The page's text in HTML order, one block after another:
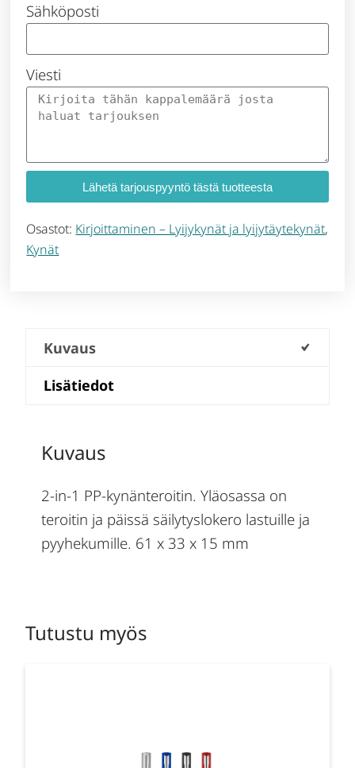
Sähköposti
Viesti
Lähetä tarjouspyyntö tästä tuotteesta
Osastot: Kirjoittaminen – Lyijykynät ja lyijytäytekynät,
Kynät
Kuvaus
Lisätiedot
Kuvaus
2-in-1 PP-kynänteroitin. Yläosassa on
teroitin ja päissä säilytyslokero lastuille ja
pyyhekumille. 61 x 33 x 15 mm
Tutustu myös